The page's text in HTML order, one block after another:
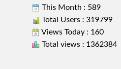
This Month : 589
Total Users : 319799
Views Today : 160
Total views : 1362384